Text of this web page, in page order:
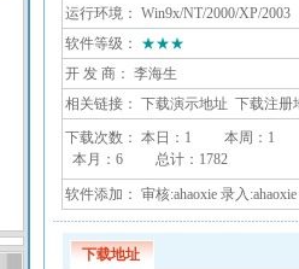
运行环境： Win9x/NT/2000/XP/2003
软件等级： ★★★
开 发 商：李海生
相关链接：下载演示地址 下载注册
下载次数： 本日： 1 本周： 1
本月：6 总计： 1782
软件添加： 审核:ahaoxie 录入:ahaoxie
下载地址